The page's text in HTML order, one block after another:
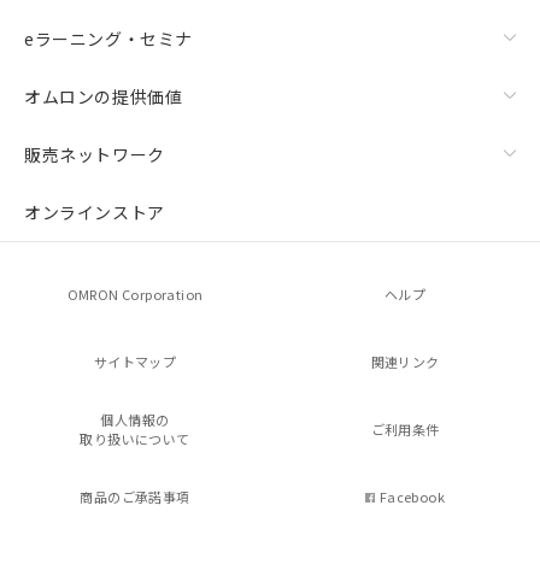
eラーニング・セミナ
オムロンの提供価値
販売ネットワーク
オンラインストア
OMRON Corporation ヘルプ
サイトマップ 関連リンク
個人情報の
取り扱いについて
ご利用条件
商品のご承諾事項 Facebook